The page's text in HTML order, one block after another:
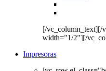
[/vc_column_text][/
width="1/2"][/
Impresoras